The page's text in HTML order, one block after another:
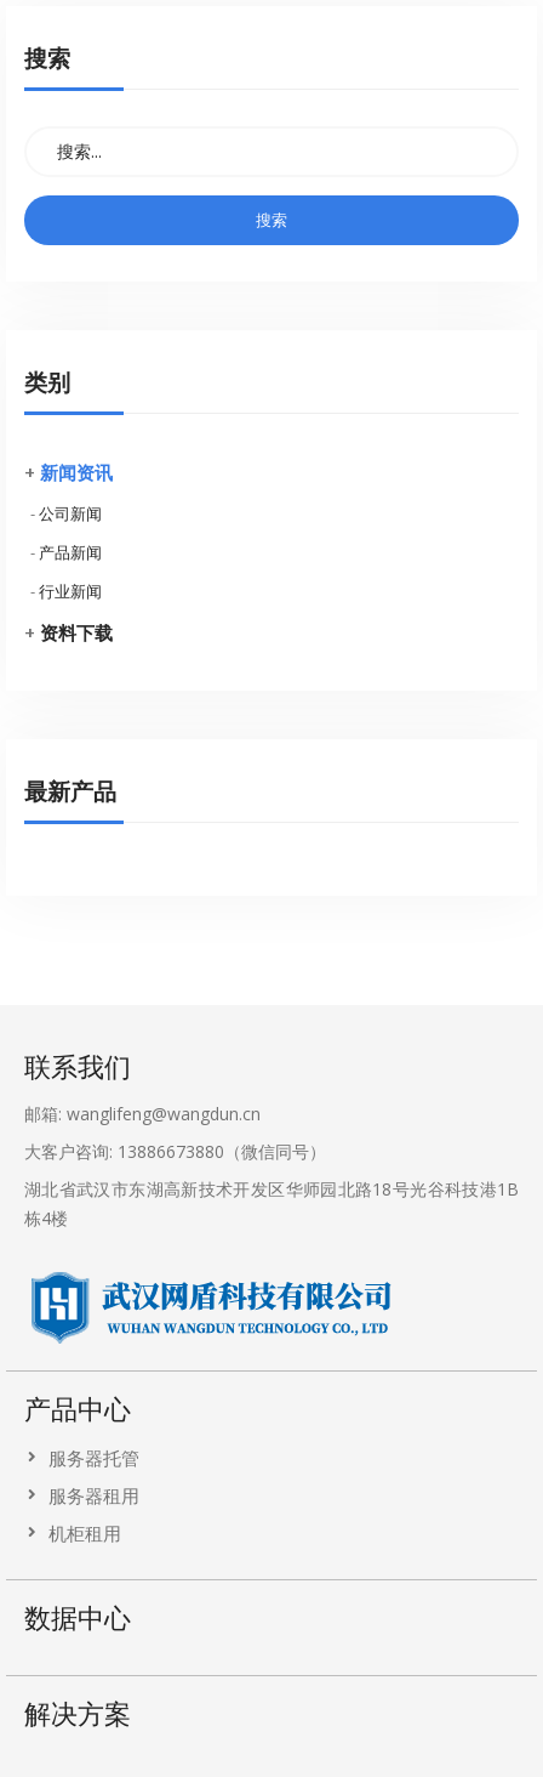
搜索
类别
+ 新闻资讯
-公司新闻
- 产品新闻
-行业新闻
+ 资料下载
最新产品
联系我们
邮箱: wanglifeng@wangdun.cn
大客户咨询: 13886673880（微信同号）
湖北省武汉市东湖高新技术开发区华师园北路18号光谷科技港1B
栋4楼
产品中心
服务器托管
服务器租用
机柜租用
数据中心
解决方案